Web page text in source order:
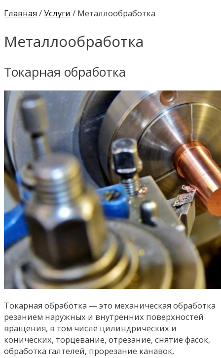
Главная/Услуги / Металлообработка
Металлообработка
Токарная обработка
Токарная обработка — это механическая обработка
резанием наружных и внутренних поверхностей
вращения, в том числе цилиндрических и
конических, торцевание, отрезание, снятие фасок,
обработка галтелей, прорезание канавок,